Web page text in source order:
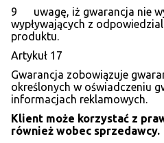
9 uwagę, iż gwarancja nie
wypływających z
produktu.
Artykuł 17
Gwarancja zobowiązuje
określonych w oświadczeniu
informacjach reklamowych.
Klient może korzystać z
również wobec sprzedawcy.